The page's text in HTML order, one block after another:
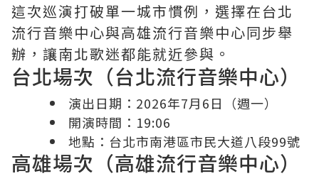
這次巡演打破單一城市慣例，選擇在台北
流行音樂中心與高雄流行音樂中心同步舉
辦，讓南北歌迷都能就近參與。
台北場次（台北流行音樂中心）
演出日期：2026年7月6日（週一）
開演時間：19:06
地點：台北市南港區市民大道八段99號
高雄場次（高雄流行音樂中心）